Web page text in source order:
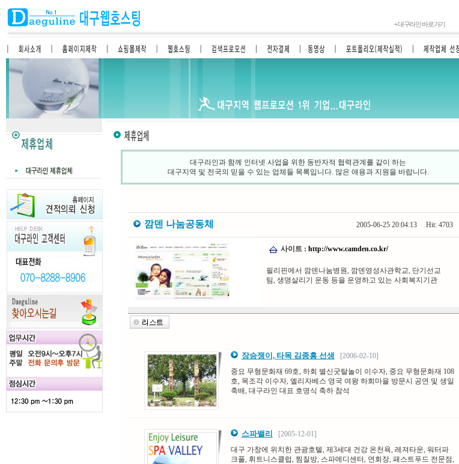
+대구라인 바로가기
대구라인과 함께 인터넷 사업을 위한 동반자적 협력관계를 같이 하는
대구지역 및 전국의 믿을 수 있는 업체들 목록입니다. 많은 애용과 지원을 바랍니다.
깜덴 나눔공동체 2005-06-25 20:04:13 Hit: 4703
사이트 : http://www.camden.co.kr/
필리핀에서 깜덴나눔병원, 깜덴영성사관학교, 단기선교
팀, 생명살리기 운동 등을 운영하고 있는 사회복지기관
장승쟁이, 타목 김종흥 선생 [2006-02-10]
중요 무형문화재 69호, 하회 별신굿탈놀이 이수자, 중요 무형문화재 108
호, 목조각 이수자, 엘리자베스 영국 여왕 하회마을 방문시 공연 및 생일
축배, 대구라인 대표 호명식 축하 참석
스파밸리
[2005-12-01]
대구 가창에 위치한 관광호텔, 제3세대 건강 온천욕, 레져타운, 워터파
크풀, 휘트니스클럽, 찜질방, 스파메디센터, 연회장, 패스트푸드 전문점,